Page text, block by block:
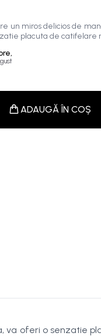
un miros delicios de
placuta de catifelare
ADAUGĂ ÎN COȘ
va oferi o senzatie